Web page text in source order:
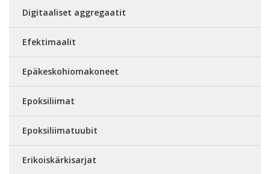
Digitaaliset aggregaatit
Efektimaalit
Epäkeskohiomakoneet
Epoksiliimat
Epoksiliimatuubit
Erikoiskärkisarjat